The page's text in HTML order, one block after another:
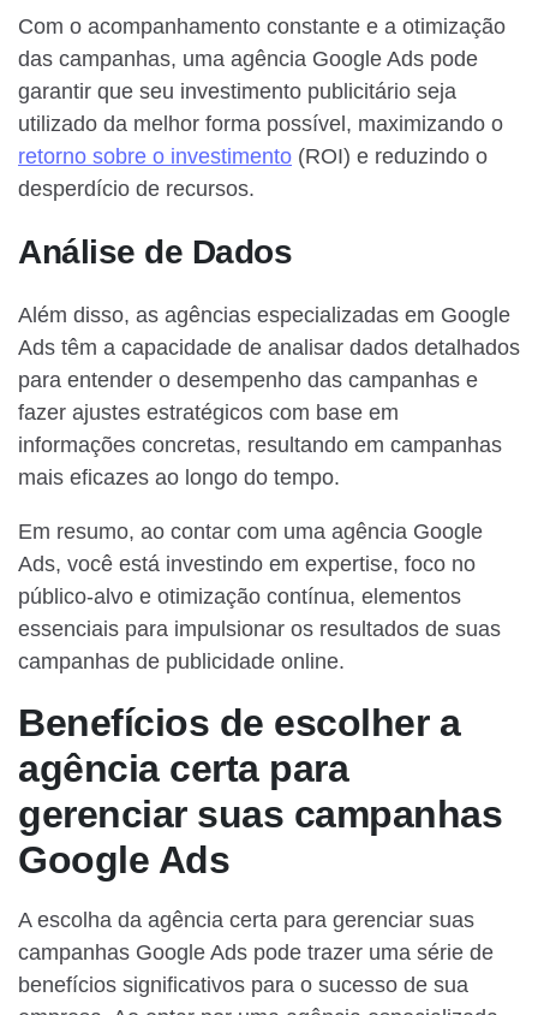
Com o acompanhamento constante e a otimização
das campanhas, uma agência Google Ads pode
garantir que seu investimento publicitário seja
utilizado da melhor forma possível, maximizando o
retorno sobre o investimento (ROI) e reduzindo o
desperdício de recursos.
Análise de Dados
Além disso, as agências especializadas em Google
Ads têm a capacidade de analisar dados detalhados
para entender o desempenho das campanhas e
fazer ajustes estratégicos com base em
informações concretas, resultando em campanhas
mais eficazes ao longo do tempo.
Em resumo, ao contar com uma agência Google
Ads, você está investindo em expertise, foco no
público-alvo e otimização contínua, elementos
essenciais para impulsionar os resultados de suas
campanhas de publicidade online.
Benefícios de escolher a
agência certa para
gerenciar suas campanhas
Google Ads
A escolha da agência certa para gerenciar suas
campanhas Google Ads pode trazer uma série de
benefícios significativos para o sucesso de sua